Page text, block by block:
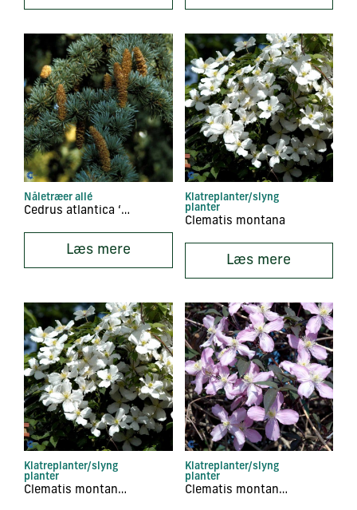
Nåletræer allé
Cedrus atlantica ‘Glauca’
Læs mere
Klatreplanter/slyng
planter
Clematis montana
Læs mere
Klatreplanter/slyng
planter
Clematis montana ‘Alba’
Klatreplanter/slyng
planter
Clematis montana ‘Fragant Spring’